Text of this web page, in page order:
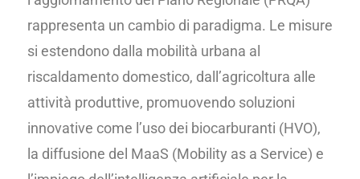
rappresenta un cambio di paradigma. Le misure
si estendono dalla mobilità urbana al
riscaldamento domestico, dall’agricoltura alle
attività produttive, promuovendo soluzioni
innovative come l’uso dei biocarburanti (HVO),
la diffusione del MaaS (Mobility as a Service) e